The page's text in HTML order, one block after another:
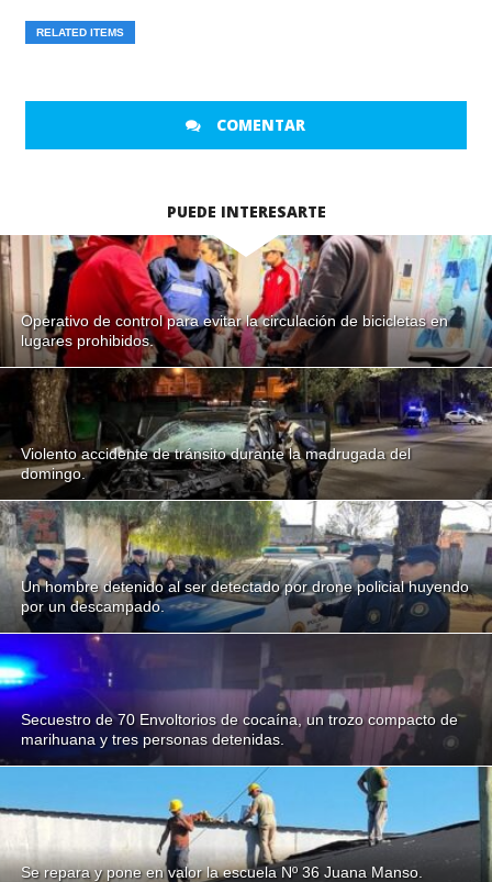
RELATED ITEMS
COMENTAR
PUEDE INTERESARTE
Operativo de control para evitar la circulación de bicicletas en
lugares prohibidos.
Violento accidente de tránsito durante la madrugada del
domingo.
Un hombre detenido al ser detectado por drone policial huyendo
por un descampado.
Secuestro de 70 Envoltorios de cocaína, un trozo compacto de
marihuana y tres personas detenidas.
Se repara y pone en valor la escuela Nº 36 Juana Manso.